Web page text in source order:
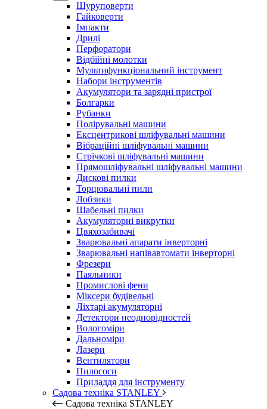
Шуруповерти
Гайковерти
Імпакти
Дрилі
Перфоратори
Відбійні молотки
Мультифункціональний інструмент
Набори інструментів
Акумулятори та зарядні пристрої
Болгарки
Рубанки
Полірувальні машини
Ексцентрикові шліфувальні машини
Вібраційні шліфувальні машини
Стрічкові шліфувальні машини
Прямошліфувальні шліфувальні машини
Дискові пилки
Торцювальні пили
Лобзики
Шабельні пилки
Акумуляторні викрутки
Цвяхозабивачі
Зварювальні апарати інверторні
Зварювальні напівавтомати інверторні
Фрезери
Паяльники
Промислові фени
Міксери будівельні
Ліхтарі акумуляторні
Детектори неоднорідностей
Вологоміри
Дальноміри
Лазери
Вентилятори
Пилососи
Приладдя для інструменту
Садова техніка STANLEY
Садова техніка STANLEY